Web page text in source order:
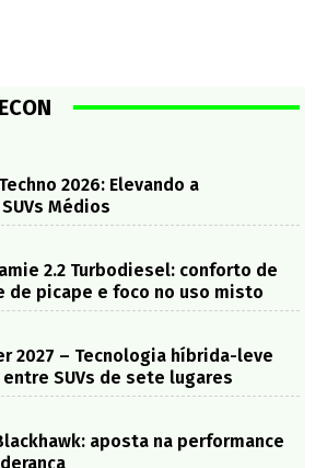
2026: Elevando a
Médios
2.2 Turbodiesel: conforto de
de picape e foco no uso misto
2027 – Tecnologia híbrida-leve
SUVs de sete lugares
aposta na performance